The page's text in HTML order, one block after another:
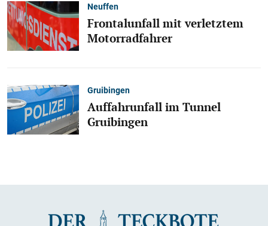
Neuffen
Frontalunfall mit verletztem
Motorradfahrer
Gruibingen
Auffahrunfall im Tunnel
Gruibingen